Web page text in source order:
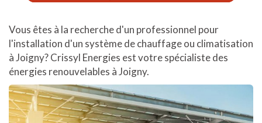
Vous êtes à la recherche d'un professionnel pour
l'installation d'un système de chauffage ou climatisation
à Joigny? Crissyl Energies est votre spécialiste des
énergies renouvelables à Joigny.